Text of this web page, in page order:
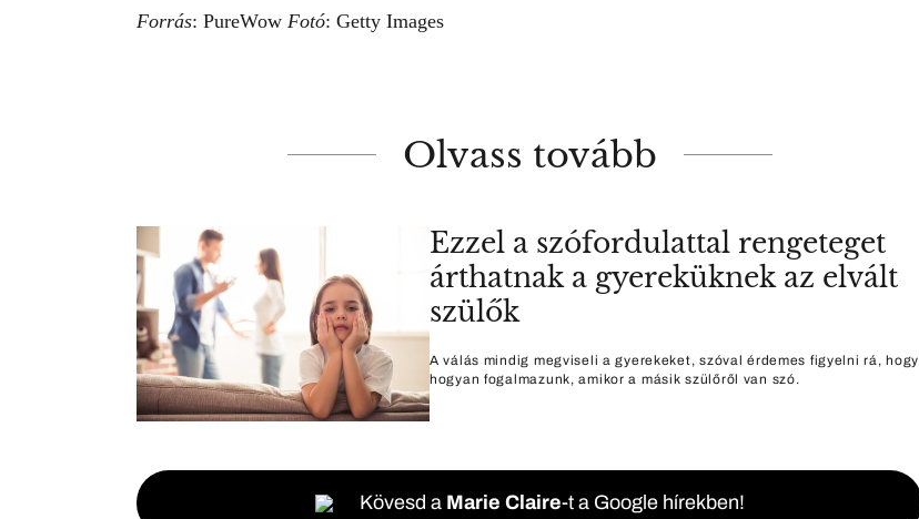
Forrás: PureWow Fotó: Getty Images
Olvass tovább
Ezzel a szófordulattal rengeteget
árthatnak a gyereküknek az elvált
szülők
A válás mindig megviseli a gyerekeket, szóval érdemes figyelni rá, hogy
hogyan fogalmazunk, amikor a másik szülőről van szó.
Kövesd a Marie Claire-t a Google hírekben!